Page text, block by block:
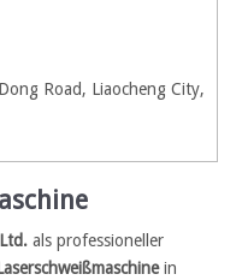
Road, Liaocheng City,
als professioneller
in